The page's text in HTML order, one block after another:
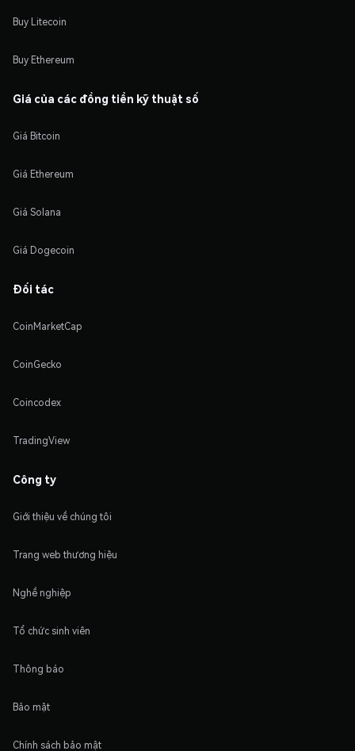
Buy Litecoin
Buy Ethereum
Giá của các đồng tiền kỹ thuật số
Giá Bitcoin
Giá Ethereum
Giá Solana
Giá Dogecoin
Đối tác
CoinMarketCap
CoinGecko
Coincodex
TradingView
Công ty
Giới thiệu về chúng tôi
Trang web thương hiệu
Nghề nghiệp
Tổ chức sinh viên
Thông báo
Bảo mật
Chính sách bảo mật